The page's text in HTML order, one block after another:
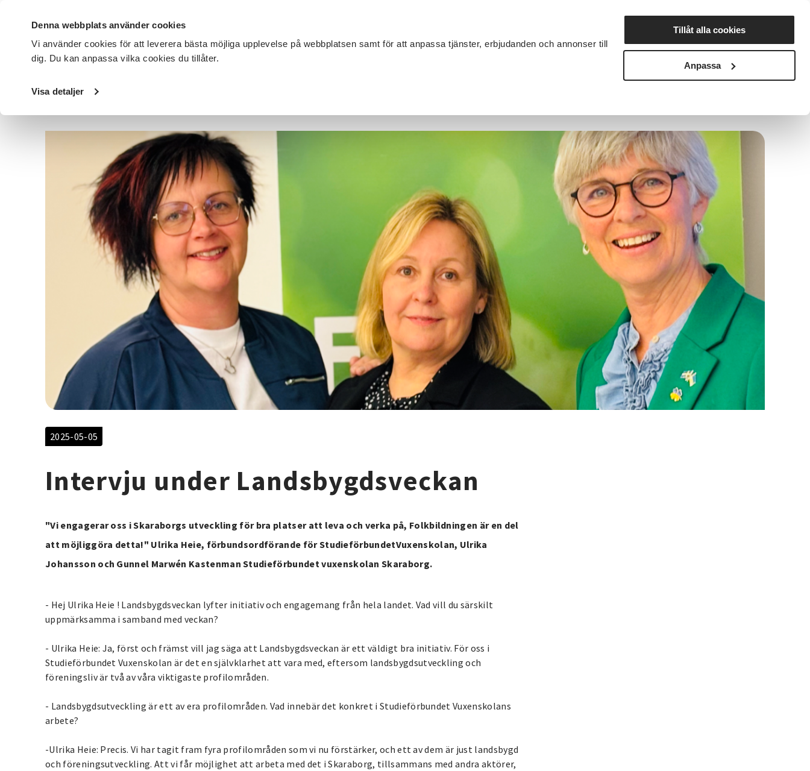
Denna webbplats använder cookies
Vi använder cookies för att leverera bästa möjliga upplevelse på webbplatsen samt för att anpassa tjänster, erbjudanden och annonser till
dig. Du kan anpassa vilka cookies du tillåter.
Visa detaljer
Tillåt alla cookies
Anpassa
DET HÄR GÖR VI FÖR DIG SOM SÖK KURSER OCH EVENEMANG Nyheter Avdelningar
Startsida / Avdelningar
2025-05-05
Intervju under Landsbygdsveckan
"Vi engagerar oss i Skaraborgs utveckling för bra platser att leva och verka på, Folkbildningen är en del
att möjliggöra detta!" Ulrika Heie, förbundsordförande för StudieförbundetVuxenskolan, Ulrika
Johansson och Gunnel Marwén Kastenman Studieförbundet vuxenskolan Skaraborg.
- Hej Ulrika Heie ! Landsbygdsveckan lyfter initiativ och engagemang från hela landet. Vad vill du särskilt
uppmärksamma i samband med veckan?
- Ulrika Heie: Ja, först och främst vill jag säga att Landsbygdsveckan är ett väldigt bra initiativ. För oss i
Studieförbundet Vuxenskolan är det en självklarhet att vara med, eftersom landsbygdsutveckling och
föreningsliv är två av våra viktigaste profilområden.
- Landsbygdsutveckling är ett av era profilområden. Vad innebär det konkret i Studieförbundet Vuxenskolans
arbete?
-Ulrika Heie: Precis. Vi har tagit fram fyra profilområden som vi nu förstärker, och ett av dem är just landsbygd
och föreningsutveckling. Att vi får möjlighet att arbeta med det i Skaraborg, tillsammans med andra aktörer,